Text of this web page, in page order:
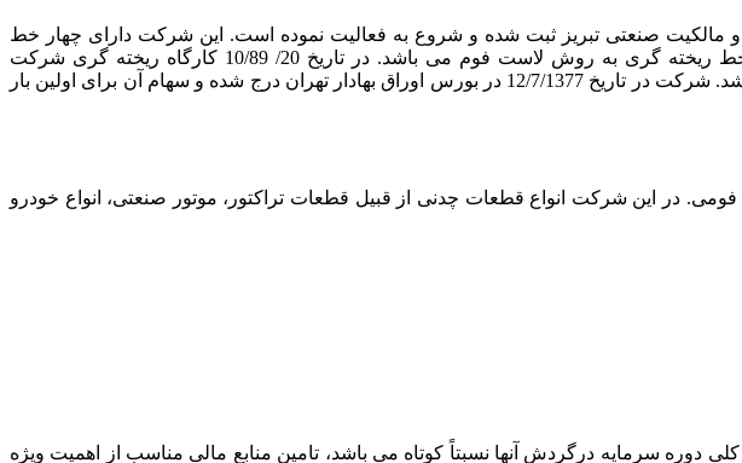
یک شرکت مستقل تأسیس وطی شماره 4954 در اداره ثبت شرکتها و مالکیت صنعتی تبریز ثبت شده و شروع به فعالیت نموده است. این شرکت دارای چهار خط
قالبگیری تمام اتوماتیک برای تولید انواع قطعات چدنی درسایزهای کوچک، متوسط و بزرگ بوده و دارای یک خط ریخته گری به روش لاست فوم می باشد. در تاریخ 20/ 10/89 کارگاه ریخته گری شرکت
تراکتورسازی ارومیه نیز به این شرکت واگذار گردید که دارای یک خط قالبگیری اتوماتیک و تجهیزات مربوطه میباشد. شرکت در تاریخ 12/7/1377 در بورس اوراق بهادار تهران درج شده و سهام آن برای اولین بار
در این شرکت انواع قطعات چدنی از قبیل قطعات تراکتور، موتور صنعتی، انواع خودرو
سرمایه درگردش آنها نسبتاً کوتاه می باشد، تامین منابع مالی مناسب از اهمیت ویژه